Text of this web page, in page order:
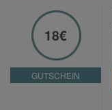
18€
GUTSCHEIN